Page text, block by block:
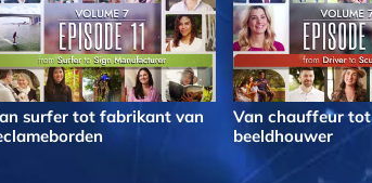
surfer tot fabrikant van
Van chauffeur tot
beeldhouwer